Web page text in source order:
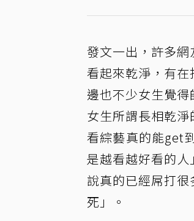
發文一出，許多
看起來乾淨，有
邊也不少女生覺
女生所謂長相乾
看綜藝真的能get
是越看越好看的
說真的已經屌打
死」。